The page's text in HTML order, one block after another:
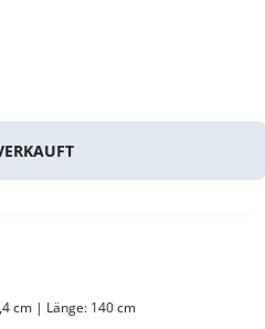
cm | Länge: 140 cm